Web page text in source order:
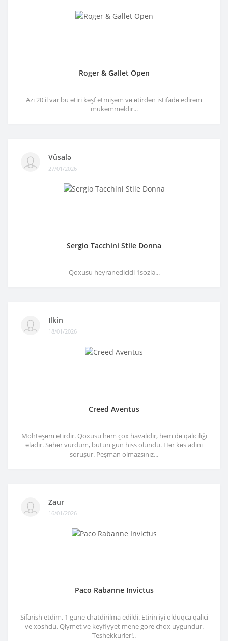
Roger & Gallet Open
Azı 20 il var bu ətiri kəşf etmişəm və ətirdən istifadə edirəm
mükəmməldir...
Vüsalə
27/01/2026
Sergio Tacchini Stile Donna
Qoxusu heyranedicidi 1sozlə...
Ilkin
18/01/2026
Creed Aventus
Möhtəşəm ətirdir. Qoxusu həm çox havalıdır, həm də qalıcılığı
əladır. Səhər vurdum, bütün gün hiss olundu. Hər kəs adını
soruşur. Peşman olmazsınız...
Zaur
16/01/2026
Paco Rabanne Invictus
Sifarish etdim, 1 gune chatdirilma edildi. Etirin iyi olduqca qalici
ve xoshdu. Qiymet ve keyfiyyet mene gore chox uygundur.
Teshekkurler!..